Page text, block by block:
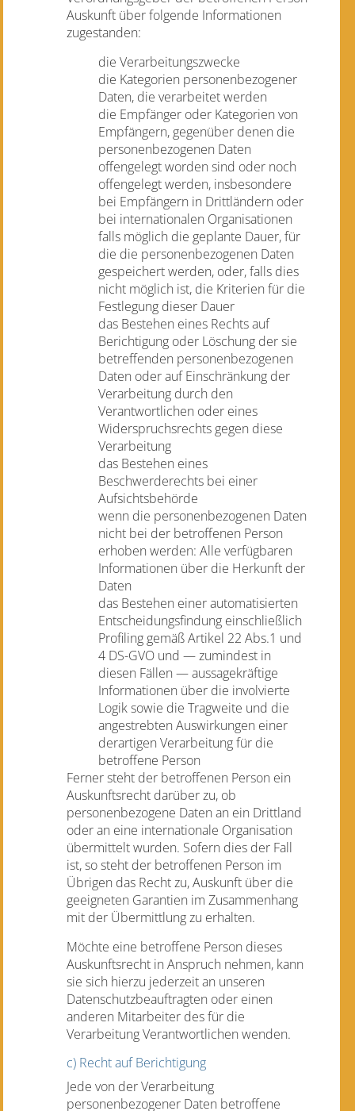
Auskunft über folgende Informationen
zugestanden:
die Verarbeitungszwecke
die Kategorien personenbezogener
Daten, die verarbeitet werden
die Empfänger oder Kategorien von
Empfängern, gegenüber denen die
personenbezogenen Daten
offengelegt worden sind oder noch
offengelegt werden, insbesondere
bei Empfängern in Drittländern oder
bei internationalen Organisationen
falls möglich die geplante Dauer, für
die die personenbezogenen Daten
gespeichert werden, oder, falls dies
nicht möglich ist, die Kriterien für die
Festlegung dieser Dauer
das Bestehen eines Rechts auf
Berichtigung oder Löschung der sie
betreffenden personenbezogenen
Daten oder auf Einschränkung der
Verarbeitung durch den
Verantwortlichen oder eines
Widerspruchsrechts gegen diese
Verarbeitung
das Bestehen eines
Beschwerderechts bei einer
Aufsichtsbehörde
wenn die personenbezogenen Daten
nicht bei der betroffenen Person
erhoben werden: Alle verfügbaren
Informationen über die Herkunft der
Daten
das Bestehen einer automatisierten
Entscheidungsfindung einschließlich
Profiling gemäß Artikel 22 Abs.1 und
4 DS-GVO und — zumindest in
diesen Fällen — aussagekräftige
Informationen über die involvierte
Logik sowie die Tragweite und die
angestrebten Auswirkungen einer
derartigen Verarbeitung für die
betroffene Person
Ferner steht der betroffenen Person ein
Auskunftsrecht darüber zu, ob
personenbezogene Daten an ein Drittland
oder an eine internationale Organisation
übermittelt wurden. Sofern dies der Fall
ist, so steht der betroffenen Person im
Übrigen das Recht zu, Auskunft über die
geeigneten Garantien im Zusammenhang
mit der Übermittlung zu erhalten.
Möchte eine betroffene Person dieses
Auskunftsrecht in Anspruch nehmen, kann
sie sich hierzu jederzeit an unseren
Datenschutzbeauftragten oder einen
anderen Mitarbeiter des für die
Verarbeitung Verantwortlichen wenden.
c) Recht auf Berichtigung
Jede von der Verarbeitung
personenbezogener Daten betroffene